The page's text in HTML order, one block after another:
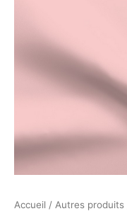
Accueil / Autres produits